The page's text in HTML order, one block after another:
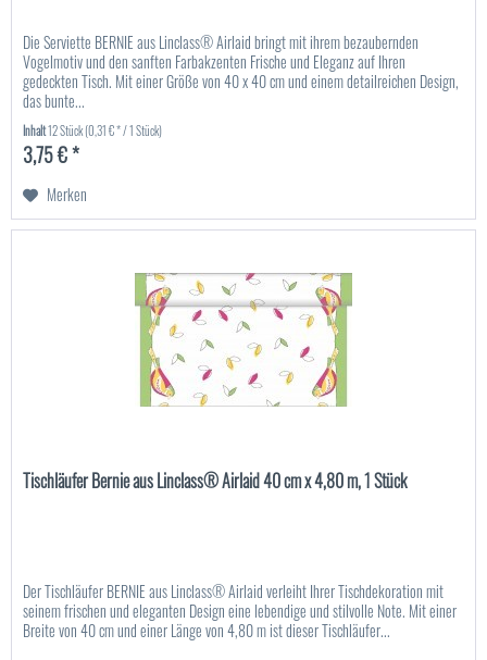
Die Serviette BERNIE aus Linclass® Airlaid bringt mit ihrem bezaubernden
Vogelmotiv und den sanften Farbakzenten Frische und Eleganz auf Ihren
gedeckten Tisch. Mit einer Größe von 40 x 40 cm und einem detailreichen Design,
das bunte...
Inhalt12 Stück(0,31 € * / 1 Stück)
3,75 € *
Merken
Tischläufer Bernie aus Linclass® Airlaid 40 cm x 4,80 m, 1 Stück
Der Tischläufer BERNIE aus Linclass® Airlaid verleiht Ihrer Tischdekoration mit
seinem frischen und eleganten Design eine lebendige und stilvolle Note. Mit einer
Breite von 40 cm und einer Länge von 4,80 m ist dieser Tischläufer...